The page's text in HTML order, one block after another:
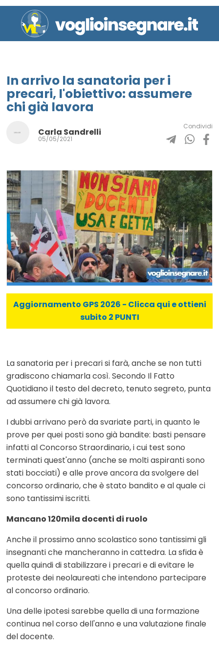
In arrivo la sanatoria per i
precari, l'obiettivo: assumere
chi già lavora
Carla Sandrelli
05/05/2021
Condividi
Aggiornamento GPS 2026 - Clicca qui e ottieni
subito 2 PUNTI
La sanatoria per i precari si farà, anche se non tutti
gradiscono chiamarla così. Secondo Il Fatto
Quotidiano il testo del decreto, tenuto segreto, punta
ad assumere chi già lavora.
I dubbi arrivano però da svariate parti, in quanto le
prove per quei posti sono già bandite: basti pensare
infatti al Concorso Straordinario, i cui test sono
terminati quest'anno (anche se molti aspiranti sono
stati bocciati) e alle prove ancora da svolgere del
concorso ordinario, che è stato bandito e al quale ci
sono tantissimi iscritti.
Mancano 120mila docenti di ruolo
Anche il prossimo anno scolastico sono tantissimi gli
insegnanti che mancheranno in cattedra. La sfida è
quella quindi di stabilizzare i precari e di evitare le
proteste dei neolaureati che intendono partecipare
al concorso ordinario.
Una delle ipotesi sarebbe quella di una formazione
continua nel corso dell'anno e una valutazione finale
del docente.